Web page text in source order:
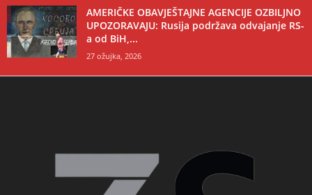
AMERIČKE OBAVJEŠTAJNE AGENCIJE OZBILJNO
UPOZORAVAJU: Rusija podržava odvajanje RS-
a od BiH,...
27 ožujka, 2026